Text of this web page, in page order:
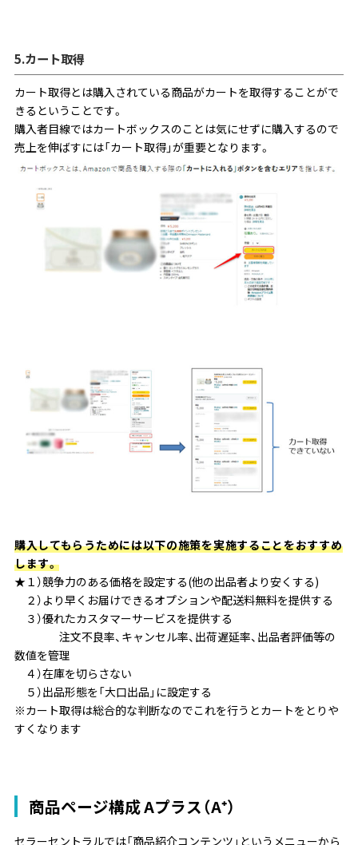
5.カート取得
カート取得とは購入されている商品がカートを取得することがで
きるということです。
購入者目線ではカートボックスのことは気にせずに購入するので
売上を伸ばすには「カート取得」が重要となります。
購入してもらうためには以下の施策を実施することをおすすめ
します。
★１）競争力のある価格を設定する(他の出品者より安くする)
２）より早くお届けできるオプションや配送料無料を提供する
３）優れたカスタマーサービスを提供する
注文不良率、キャンセル率、出荷遅延率、出品者評価等の
数値を管理
４）在庫を切らさない
５）出品形態を「大口出品」に設定する
※カート取得は総合的な判断なのでこれを行うとカートをとりや
すくなります
商品ページ構成 Aプラス（A⁺）
セラーセントラルでは「商品紹介コンテンツ」というメニューから